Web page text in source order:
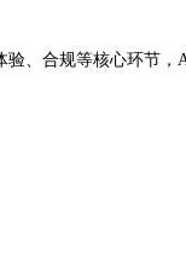
、合规等核心环节